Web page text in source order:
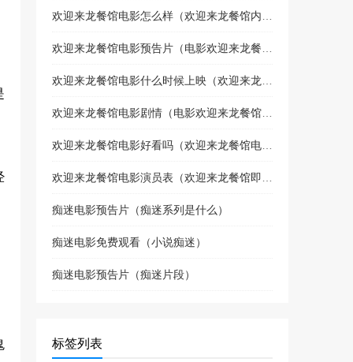
痴迷电影预告片（痴迷系列是什么）
痴迷电影免费观看（小说痴迷）
痴迷电影预告片（痴迷片段）
标签列表